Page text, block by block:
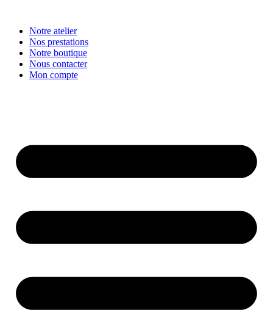
contenuNotre atelier
Nos prestations
Notre boutique
Nous contacter
Mon compte